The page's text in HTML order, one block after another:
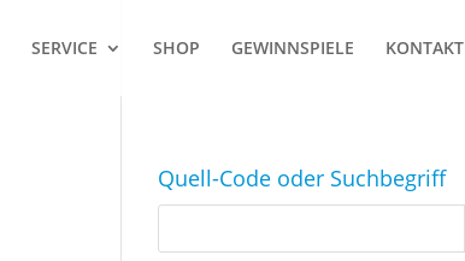
SERVICE SHOP GEWINNSPIELE KONTAKT
Quell-Code oder Suchbegriff